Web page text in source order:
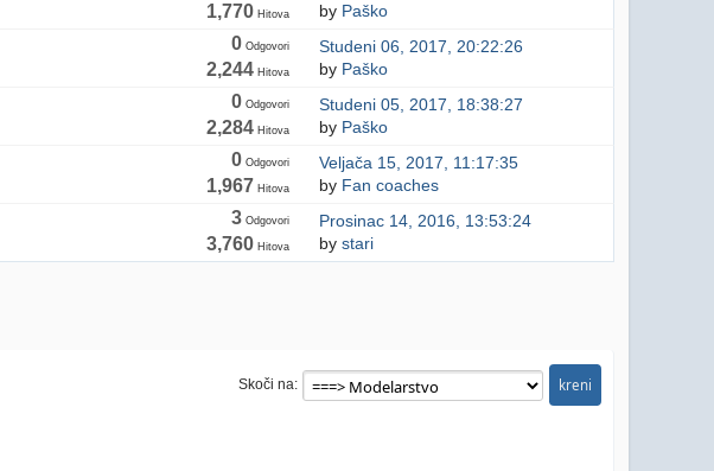
1,770Hitova
by Paško
0Odgovori
2,244Hitova
Studeni 06, 2017, 20:22:26
by Paško
0Odgovori
2,284Hitova
Studeni 05, 2017, 18:38:27
by Paško
0Odgovori
1,967 Hitova
Veljača 15, 2017, 11:17:35
by Fan coaches
3Odgovori
3,760Hitova
Prosinac 14, 2016, 13:53:24
by stari
Skoči na